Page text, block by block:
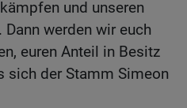
und unseren
werden wir euch
euren Anteil in Besitz
sich der Stamm Simeon